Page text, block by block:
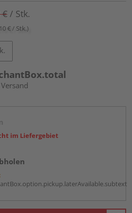
€ / Stk.
€ / Stk.)
im Liefergebiet